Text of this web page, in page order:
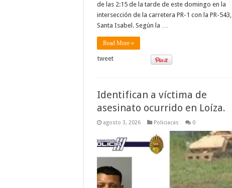
de las 2:15 de la tarde de este domingo en la
intersección de la carretera PR-1 con la PR-
Santa Isabel. Según la …
Read More »
tweet
Identifican a víctima de
asesinato ocurrido en Loíza.
agosto 3, 2026 Policiacas 0